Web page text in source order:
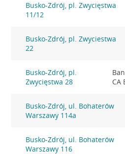
Busko-Zdrój, pl. Zwycięstwa
11/12
Busko-Zdrój, pl. Zwyciestwa
22
Busko-Zdrój, pl.
Zwycięstwa 28
CA
Busko-Zdrój, ul. Bohaterów
Warszawy 114a
Busko-Zdrój, ul. Bohaterów
Warszawy 116